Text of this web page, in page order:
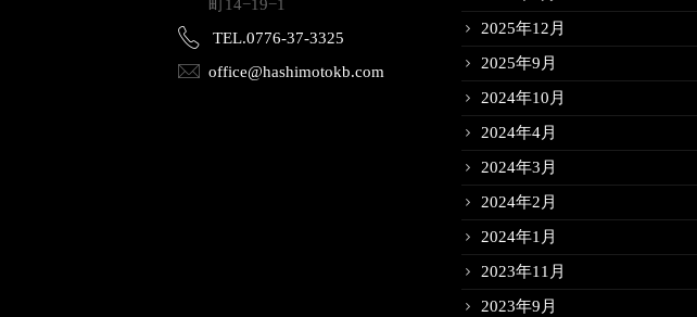
町14−19−1
TEL.0776-37-3325
office@hashimotokb.com
2025年12月
2025年9月
2024年10月
2024年4月
2024年3月
2024年2月
2024年1月
2023年11月
2023年9月